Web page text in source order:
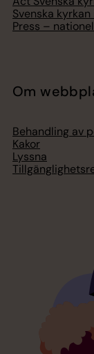
Svenska
Press –
Om
Behandling av
Kakor
Lyssna